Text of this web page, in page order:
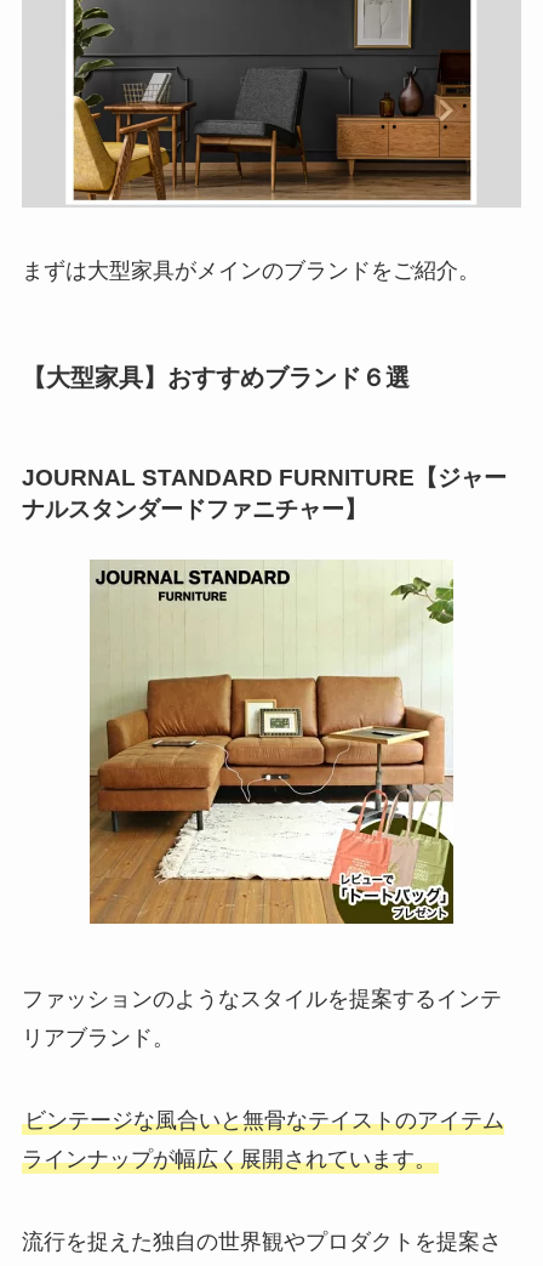
まずは大型家具がメインのブランドをご紹介。
【大型家具】おすすめブランド６選
JOURNAL STANDARD FURNITURE【ジャー
ナルスタンダードファニチャー】
ファッションのようなスタイルを提案するインテ
リアブランド。
ビンテージな風合いと無骨なテイストのアイテム
ラインナップが幅広く展開されています。
流行を捉えた独自の世界観やプロダクトを提案さ